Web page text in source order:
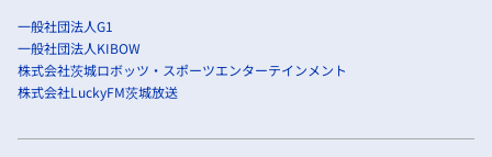
一般社団法人G1
一般社団法人KIBOW
株式会社茨城ロボッツ・スポーツエンターテインメント
株式会社LuckyFM茨城放送